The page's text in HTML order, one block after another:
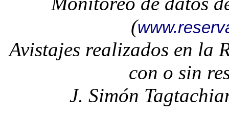
(
Avistajes realizados en la
con o sin
J. Simón